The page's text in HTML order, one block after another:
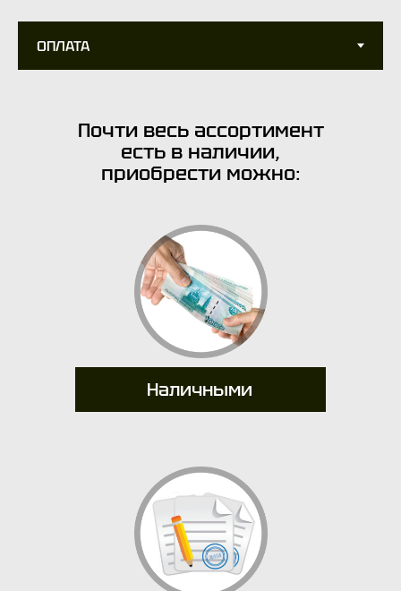
Наличными
Почти весь ассортимент
есть в наличии,
приобрести можно: